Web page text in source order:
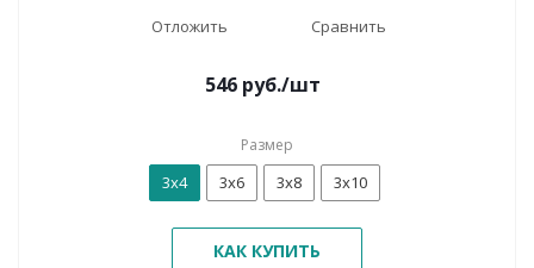
Отложить Сравнить
546 руб./шт
Размер
3х4 3х6 3х8 3х10
КАК КУПИТЬ